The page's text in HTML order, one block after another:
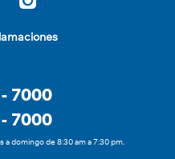
7000
7000
domingo de 8:30 am a 7:30 pm.